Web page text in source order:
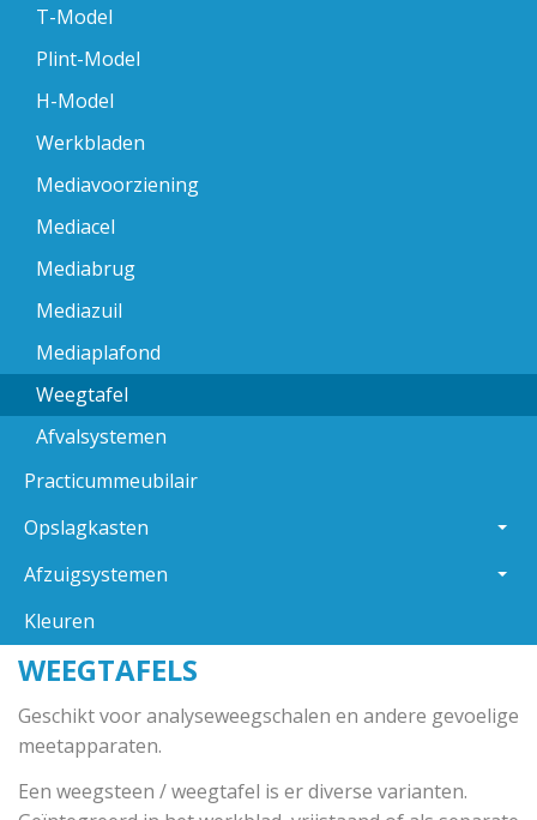
T-Model
Plint-Model
H-Model
Werkbladen
Mediavoorziening
Mediacel
Mediabrug
Mediazuil
Mediaplafond
Weegtafel
Afvalsystemen
Practicummeubilair
Opslagkasten
Afzuigsystemen
Kleuren
WEEGTAFELS
Geschikt voor analyseweegschalen en andere gevoelige
meetapparaten.
Een weegsteen / weegtafel is er diverse varianten.